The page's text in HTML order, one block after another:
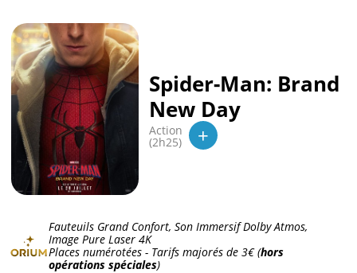
Spider-Man: Brand
New Day
Action
(2h25) +
Fauteuils Grand Confort, Son Immersif Dolby Atmos,
Image Pure Laser 4K
Places numérotées - Tarifs majorés de 3€(hors
opérations spéciales)